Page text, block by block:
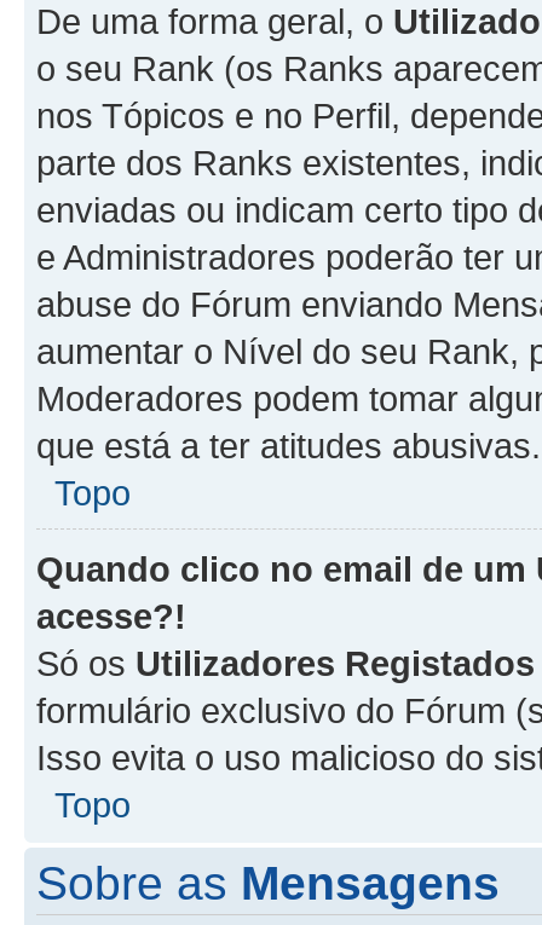
De uma forma geral, o
o seu Rank (os Ranks
nos Tópicos e no Perfil,
parte dos Ranks existentes,
enviadas ou indicam certo tipo
e Administradores poderão ter
abuse do Fórum enviando
aumentar o Nível do seu Rank,
Moderadores podem tomar
que está a ter atitudes abusivas.
Topo
Quando clico no email de um
acesse?!
Só os Utilizadores Registados
formulário exclusivo do Fórum
Isso evita o uso malicioso do
Topo
Sobre as Mensagens